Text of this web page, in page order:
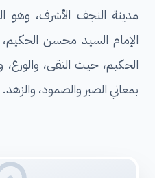
مدينة النجف الأشرف، وهو
الإمام السيد محسن
الحكيم، حيث التقى،
بمعاني الصبر والصمود، والزهد.